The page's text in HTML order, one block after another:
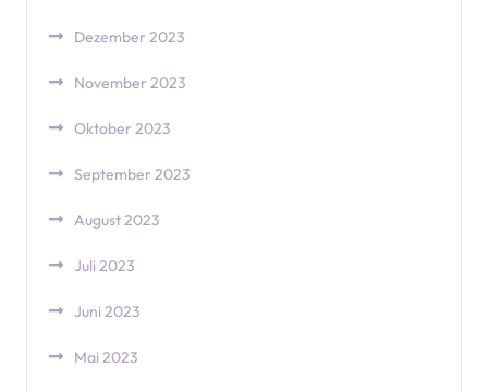
Dezember 2023
November 2023
Oktober 2023
September 2023
August 2023
Juli 2023
Juni 2023
Mai 2023